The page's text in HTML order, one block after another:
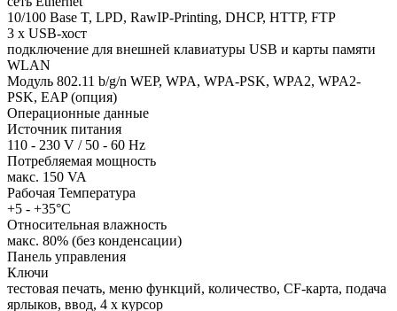
10/100 Base T, LPD, RawIP-Printing, DHCP, HTTP, FTP
3 x USB-хост
подключение для внешней клавиатуры USB и карты памяти
WLAN
Модуль 802.11 b/g/n WEP, WPA, WPA-PSK, WPA2, WPA2-
PSK, EAP (опция)
Операционные данные
Источник питания
110 - 230 V / 50 - 60 Hz
Потребляемая мощность
макс. 150 VA
Рабочая Температура
+5 - +35°C
Относительная влажность
макс. 80% (без конденсации)
Панель управления
Ключи
тестовая печать, меню функций, количество, CF-карта, подача
ярлыков, ввод, 4 х курсор